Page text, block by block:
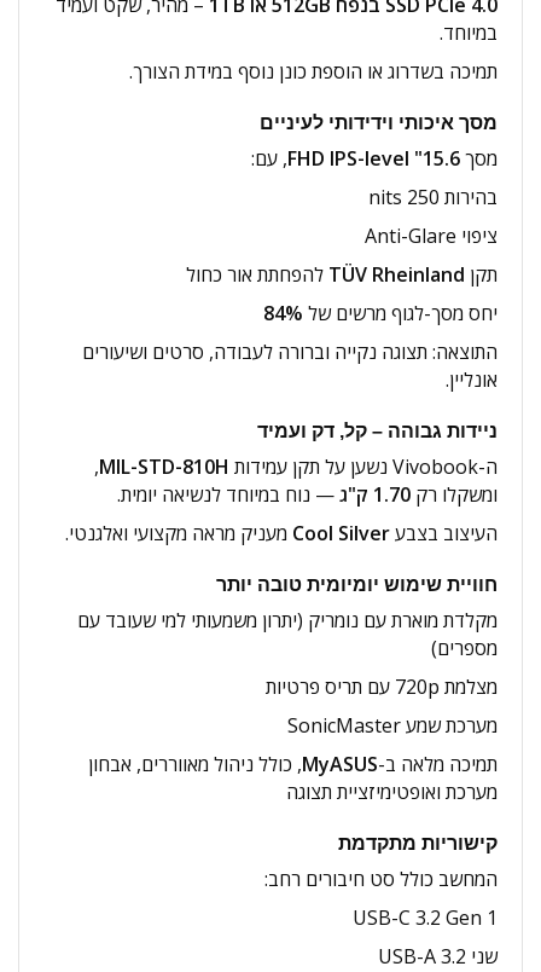
במיוחד.
תמיכה בשדרוג או הוספת כונן נוסף במידת הצורך.
מסך איכותי וידידותי לעיניים
מסך15.6" FHD IPS-level
, עם:
בהירות 250 nits
ציפוי Anti-Glare
תקן TÜV Rheinland להפחתת אור כחול
יחס מסך-לגוף מרשים של 84%
התוצאה: תצוגה נקייה וברורה לעבודה, סרטים ושיעורים
אונליין.
ניידות גבוהה – קל, דק ועמיד
ה-Vivobook נשען על תקן עמידות MIL-STD-810H
,
ומשקלו רק 1.70 ק"ג
— נוח במיוחד לנשיאה יומית.
העיצוב בצבעCool Silver מעניק מראה מקצועי ואלגנטי.
חוויית שימוש יומיומית טובה יותר
מקלדת מוארת עם נומריק (יתרון משמעותי למי שעובד עם
מספרים)
מצלמת 720p עם תריס פרטיות
מערכת שמע SonicMaster
תמיכה מלאה ב-MyASUS, כולל ניהול מאווררים, אבחון
מערכת ואופטימיזציית תצוגה
קישוריות מתקדמת
המחשב כולל סט חיבורים רחב:
USB-C 3.2 Gen 1
שני USB-A 3.2